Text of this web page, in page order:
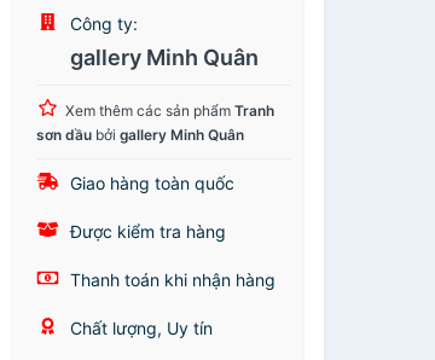
Công ty:
gallery Minh Quân
Xem thêm các sản phẩmTranh
sơn dầu bởigallery Minh Quân
Giao hàng toàn quốc
Được kiểm tra hàng
Thanh toán khi nhận hàng
Chất lượng, Uy tín